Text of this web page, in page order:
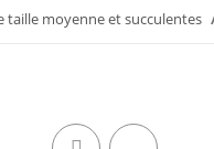
taille moyenne et succulentes